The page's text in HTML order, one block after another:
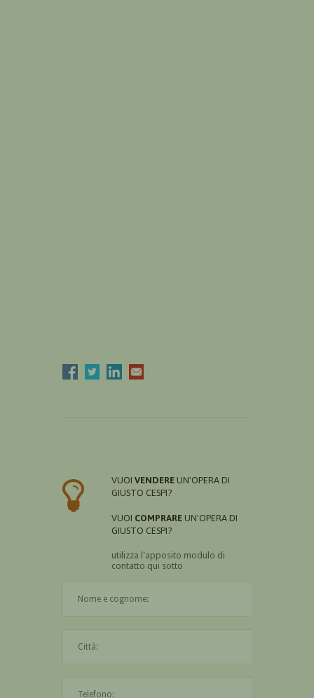
VUOI VENDERE UN'OPERA DI
GIUSTO CESPI?
VUOI COMPRARE UN'OPERA DI
GIUSTO CESPI?
utilizza l'apposito modulo di
contatto qui sotto